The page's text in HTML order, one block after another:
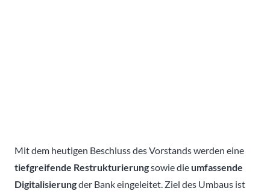
Mit dem heutigen Beschluss des Vorstands werden eine
tiefgreifende Restrukturierungsowie die umfassende
Digitalisierungder Bank eingeleitet. Ziel des Umbaus ist